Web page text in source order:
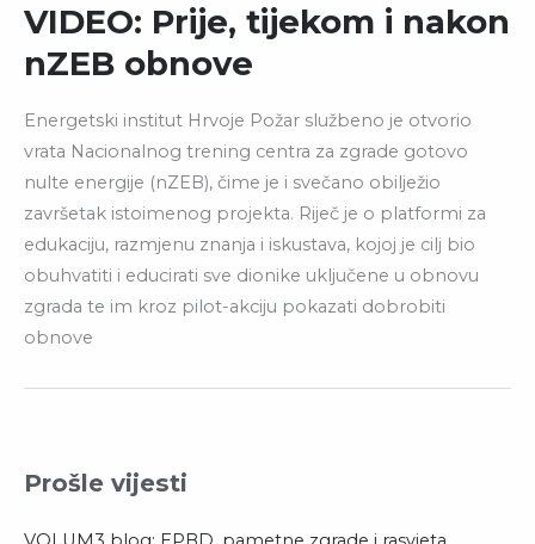
VIDEO: Prije, tijekom i nakon
nZEB obnove
Energetski institut Hrvoje Požar službeno je otvorio
vrata Nacionalnog trening centra za zgrade gotovo
nulte energije (nZEB), čime je i svečano obilježio
završetak istoimenog projekta. Riječ je o platformi za
edukaciju, razmjenu znanja i iskustava, kojoj je cilj bio
obuhvatiti i educirati sve dionike uključene u obnovu
zgrada te im kroz pilot-akciju pokazati dobrobiti
obnove
Prošle vijesti